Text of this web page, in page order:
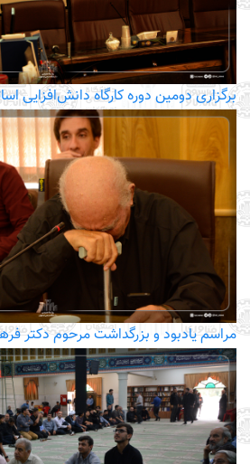
برگزاری دومین دوره کارگاه دانش‌افزایی
مراسم یادبود و بزرگداشت مرحوم دکتر